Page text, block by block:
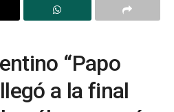
“Papo
a la final